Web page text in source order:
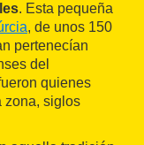
. Esta pequeña
, de unos 150
pertenecían
del
quienes
zona, siglos